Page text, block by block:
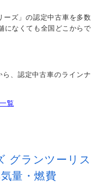
ーズ」の認定中古車を多数
になくても全国どこからで
、認定中古車のラインナ
覧
グランツーリス
量・燃費